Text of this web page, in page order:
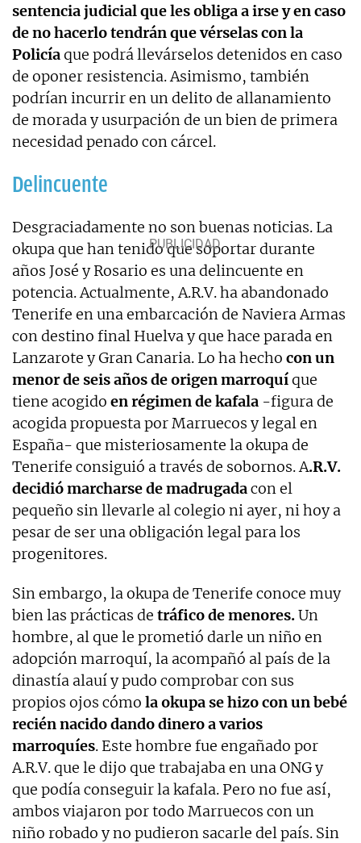
sentencia judicial que les obliga a irse y en caso
de no hacerlo tendrán que vérselas con la
Policíaque podrá llevárselos detenidos en caso
de oponer resistencia. Asimismo, también
podrían incurrir en un delito de allanamiento
de morada y usurpación de un bien de primera
necesidad penado con cárcel.
Delincuente
Desgraciadamente no son buenas noticias. La
okupa que han tenido que soportar durante
años José y Rosario es una delincuente en
potencia. Actualmente, A.R.V. ha abandonado
Tenerife en una embarcación de Naviera Armas
con destino final Huelva y que hace parada en
Lanzarote y Gran Canaria. Lo ha hecho con un
menor de seis años de origen marroquíque
tiene acogido en régimen de kafala -figura de
acogida propuesta por Marruecos y legal en
España- que misteriosamente la okupa de
Tenerife consiguió a través de sobornos. A.R.V.
decidió marcharse de madrugadacon el
pequeño sin llevarle al colegio ni ayer, ni hoy a
pesar de ser una obligación legal para los
progenitores.
Sin embargo, la okupa de Tenerife conoce muy
bien las prácticas de tráfico de menores.Un
hombre, al que le prometió darle un niño en
adopción marroquí, la acompañó al país de la
dinastía alauí y pudo comprobar con sus
propios ojos cómo la okupa se hizo con un bebé
recién nacido dando dinero a varios
marroquíes. Este hombre fue engañado por
A.R.V. que le dijo que trabajaba en una ONG y
que podía conseguir la kafala. Pero no fue así,
ambos viajaron por todo Marruecos con un
niño robado y no pudieron sacarle del país. Sin